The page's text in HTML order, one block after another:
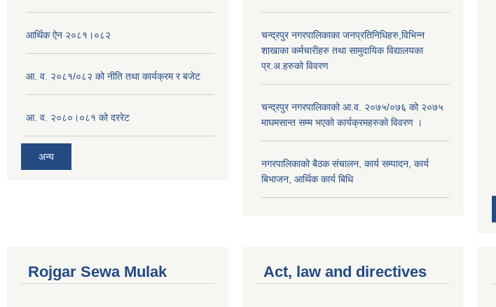
आर्थिक ऐन २०८१।०८२
आ. व. २०८१/०८२ को नीति तथा कार्यक्रम र बजेट
आ. व. २०८०।०८१ को दररेट
अन्य
चन्द्रपुर नगरपालिकाका जनप्रतिनिधिहरु,विभिन्न
शाखाका कर्मचारीहरु तथा सामुदायिक विद्यालयका
प्र.अ.हरुको विवरण
चन्द्रपुर नगरपालिकाको आ.व. २०७५/०७६ को २०७५
माघमसान्त सम्म भएको कार्यक्रमहरुको विवरण ।
नगरपालिकाको बैठक संचालन, कार्य सम्पादन, कार्य
बिभाजन, आर्थिक कार्य बिधि
Rojgar Sewa Mulak Act, law and directives